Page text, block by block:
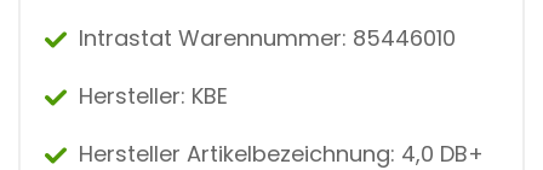
Intrastat Warennummer: 85446010
Hersteller: KBE
Hersteller Artikelbezeichnung: 4,0 DB+